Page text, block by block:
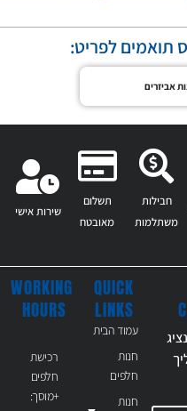
תואמים לפריט:
אביזרים
חבילות
משתלמות
תשלום
מאובטח
שירות אישי
QUICK
LINKS
עמוד הבית
חנות
חלפים
חנות
WORKING
HOURS
רכישת
חלפים
+מוסך: